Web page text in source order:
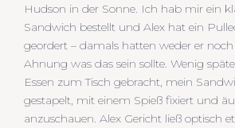
Hudson in der Sonne. Ich hab mir ein
Sandwich bestellt und Alex hat ein
geordert – damals hatten weder er
Ahnung was das sein sollte. Wenig
Essen zum Tisch gebracht, mein
gestapelt, mit einem Spieß fixiert und
anzuschauen. Alex Gericht ließ optisch